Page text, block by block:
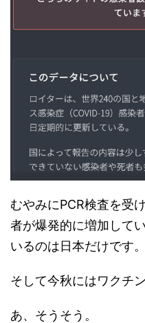
むやみにPCR検査を受
者が爆発的に増加して
いるのは日本だけです。
そして今秋にはワクチ
あ、そうそう。